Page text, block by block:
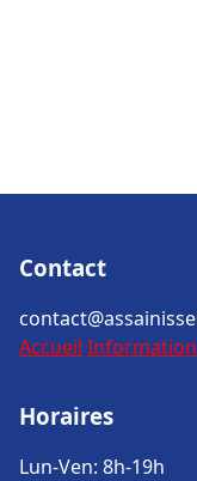
Contact
Accueil
Horaires
Lun-Ven: 8h-19h